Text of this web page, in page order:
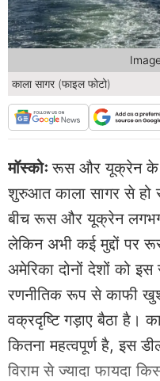
काला सागर (फाइल फोटो)
मॉस्कोःरूस और यूक्रेन के
शुरुआत काला सागर से हो
बीच रूस और यूक्रेन
लेकिन अभी कई मुद्दों पर
अमेरिका दोनों देशों को
रणनीतिक रूप से काफी
वक्रदृष्टि गड़ाए बैठा है।
कितना महत्वपूर्ण है, इस
विराम से ज्यादा फायदा